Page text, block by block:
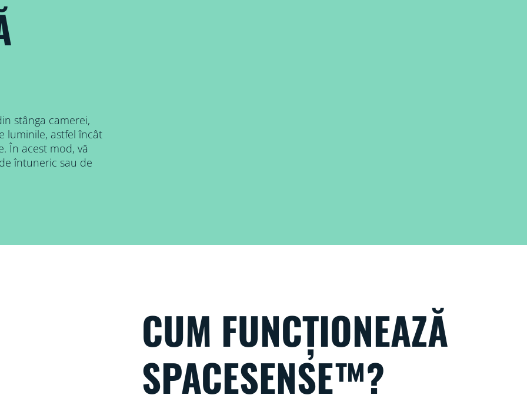
stânga camerei,
luminile, astfel încât
În acest mod, vă
întuneric sau de
CUM FUNCȚIONEAZĂ
SPACESENSE™?